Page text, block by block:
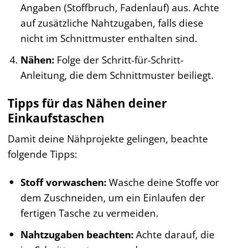
Angaben (Stoffbruch, Fadenlauf) aus. Achte
auf zusätzliche Nahtzugaben, falls diese
nicht im Schnittmuster enthalten sind.
Nähen:Folge der Schritt-für-Schritt-
Anleitung, die dem Schnittmuster beiliegt.
Tipps für das Nähen deiner
Einkaufstaschen
Damit deine Nähprojekte gelingen, beachte
folgende Tipps:
Stoff vorwaschen:Wasche deine Stoffe vor
dem Zuschneiden, um ein Einlaufen der
fertigen Tasche zu vermeiden.
Nahtzugaben beachten:Achte darauf, die